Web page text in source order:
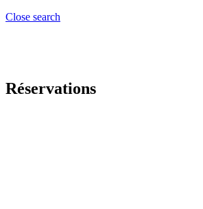
Close search
Réservations